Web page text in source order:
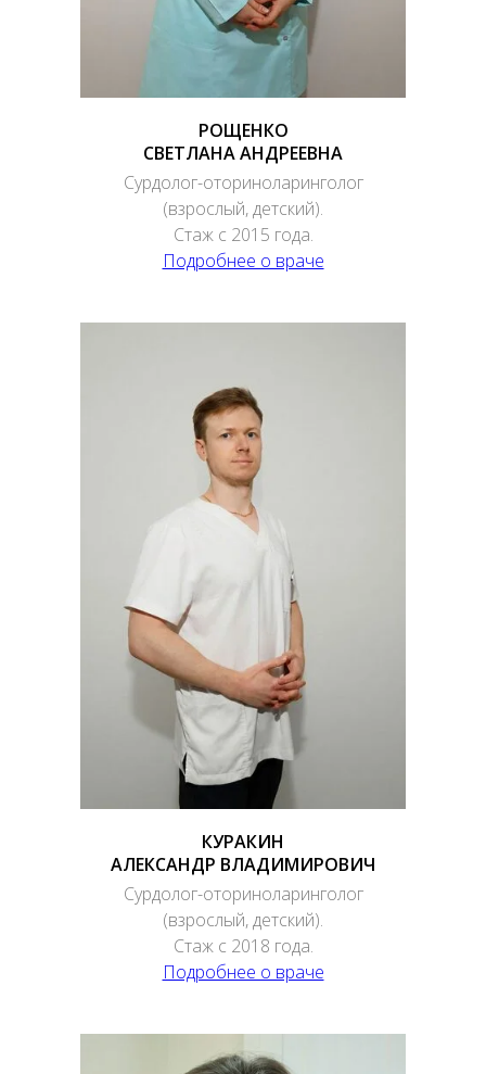
РОЩЕНКО
СВЕТЛАНА АНДРЕЕВНА
Сурдолог-оториноларинголог
(взрослый, детский).
Стаж с 2015 года.
Подробнее о враче
КУРАКИН
АЛЕКСАНДР ВЛАДИМИРОВИЧ
Сурдолог-оториноларинголог
(взрослый, детский).
Стаж с 2018 года.
Подробнее о враче